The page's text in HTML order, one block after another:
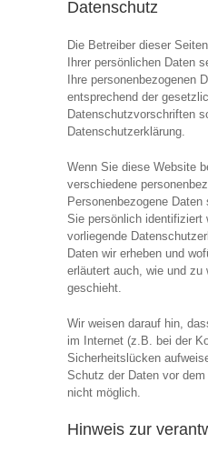
Datenschutz
Die Betreiber dieser
Ihrer persönlichen Daten
Ihre personenbezogenen
entsprechend der
Datenschutzvorschriften
Datenschutzerklärung.
Wenn Sie diese Website
verschiedene
Personenbezogene
Sie persönlich identifiziert
vorliegende
Daten wir erheben und
erläutert auch, wie und zu
geschieht.
Wir weisen darauf hin,
im Internet (z.B. bei der
Sicherheitslücken
Schutz der Daten vor
nicht möglich.
Hinweis zur